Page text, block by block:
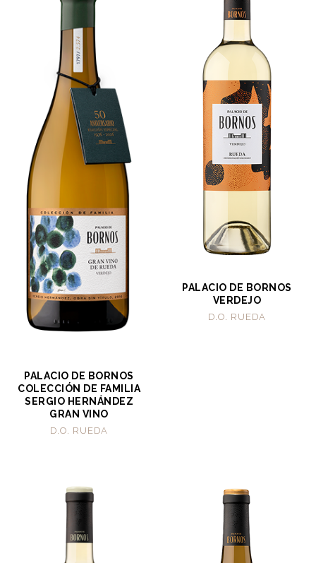
PALACIO DE BORNOS
COLECCIÓN DE FAMILIA
SERGIO HERNÁNDEZ
GRAN VINO
D.O. RUEDA
PALACIO DE BORNOS
VERDEJO
D.O. RUEDA